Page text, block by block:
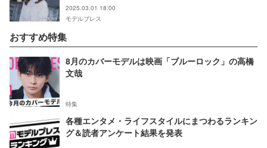
2025.03.01 18:00
モデルプレス
おすすめ特集
8月のカバーモデルは映画「ブルーロック」の高橋
文哉
特集
各種エンタメ・ライフスタイルにまつわるランキン
グ＆読者アンケート結果を発表